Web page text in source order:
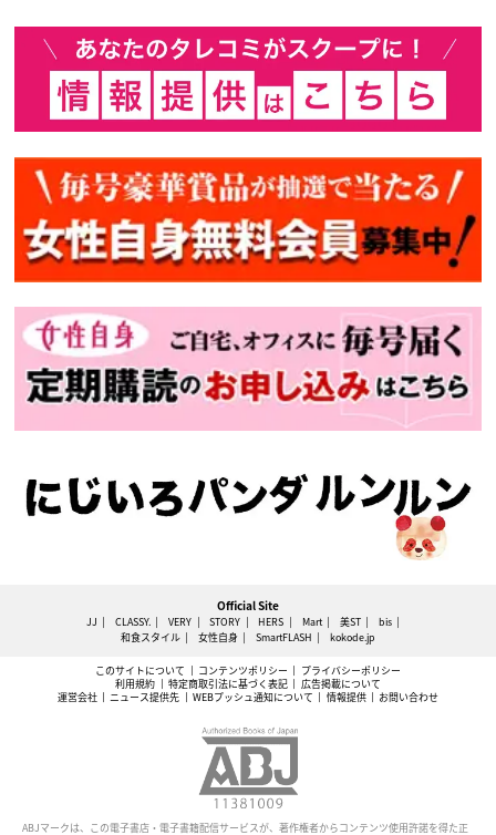
Official Site
JJ CLASSY. VERY STORY HERS Mart 美ST
bis
和食スタイル
女性自身 SmartFLASH kokode.jp
このサイトについて コンテンツポリシー
プライバシーポリシー
利用規約
特定商取引法に基づく表記
広告掲載について
運営会社
ニュース提供先 WEBプッシュ通知について 情報提供 お問い合わせ
ABJマークは、この電子書店・電子書籍配信サービスが、著作権者からコンテンツ使用許諾を得た正